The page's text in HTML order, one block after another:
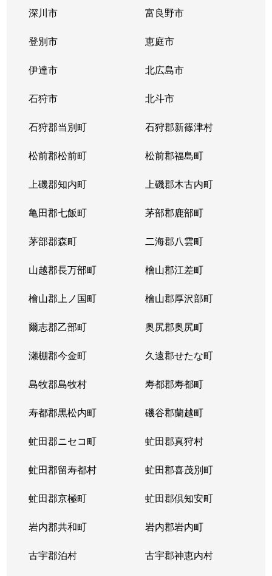
深川市 富良野市
登別市 恵庭市
伊達市 北広島市
石狩市 北斗市
石狩郡当別町 石狩郡新篠津村
松前郡松前町 松前郡福島町
上磯郡知内町 上磯郡木古内町
亀田郡七飯町 茅部郡鹿部町
茅部郡森町 二海郡八雲町
山越郡長万部町 檜山郡江差町
檜山郡上ノ国町 檜山郡厚沢部町
爾志郡乙部町 奥尻郡奥尻町
瀬棚郡今金町 久遠郡せたな町
島牧郡島牧村 寿都郡寿都町
寿都郡黒松内町 磯谷郡蘭越町
虻田郡ニセコ町 虻田郡真狩村
虻田郡留寿都村 虻田郡喜茂別町
虻田郡京極町 虻田郡倶知安町
岩内郡共和町 岩内郡岩内町
古宇郡泊村 古宇郡神恵内村